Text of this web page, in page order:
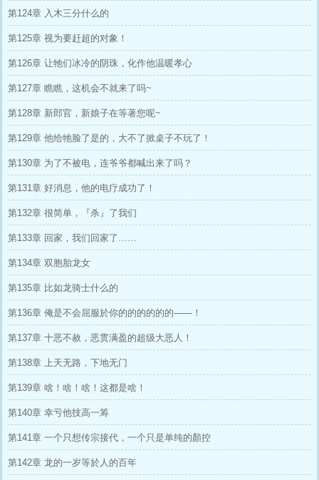
第124章 入木三分什么的
第125章 视为要赶超的对象！
第126章 让牠们冰冷的阴珠，化作他温暖孝心
第127章 瞧瞧，这机会不就来了吗~
第128章 新郎官，新娘子在等著您呢~
第129章 他给牠脸了是的，大不了掀桌子不玩了！
第130章 为了不被电，连爷爷都喊出来了吗？
第131章 好消息，他的电疗成功了！
第132章 很简单，『杀』了我们
第133章 回家，我们回家了……
第134章 双胞胎龙女
第135章 比如龙骑士什么的
第136章 俺是不会屈服於你的的的的的的——！
第137章 十恶不赦，恶贯满盈的超级大恶人！
第138章 上天无路，下地无门
第139章 啥！啥！啥！这都是啥！
第140章 幸亏他技高一筹
第141章 一个只想传宗接代，一个只是单纯的顏控
第142章 龙的一岁等於人的百年